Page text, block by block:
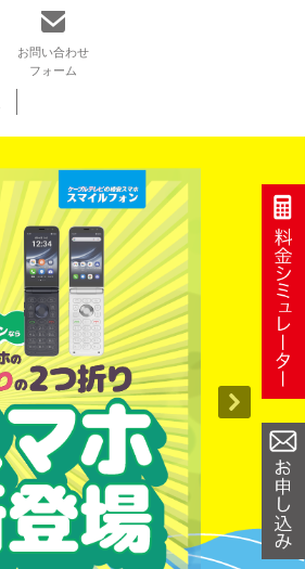
お問い合わせ
フォーム